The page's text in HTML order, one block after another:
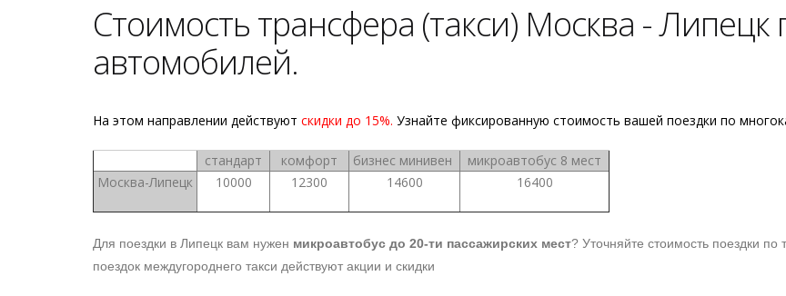
Стоимость трансфера (такси) Москва - Липецк
автомобилей.
На этом направлении действуют скидки до 15%. Узнайте фиксированную стоимость вашей поездки по
стандарт комфорт бизнес минивен
микроавтобус 8 мест
Москва-Липецк
10000 12300 14600 16400
Для поездки в Липецк вам нужен микроавтобус до 20-ти пассажирских мест? Уточняйте стоимость поездки по
поездок междугороднего такси действуют акции и скидки